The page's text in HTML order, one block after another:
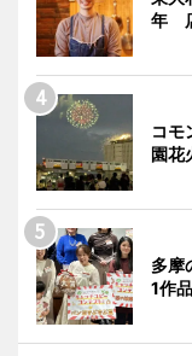
年
コモ
園花
多摩
1作